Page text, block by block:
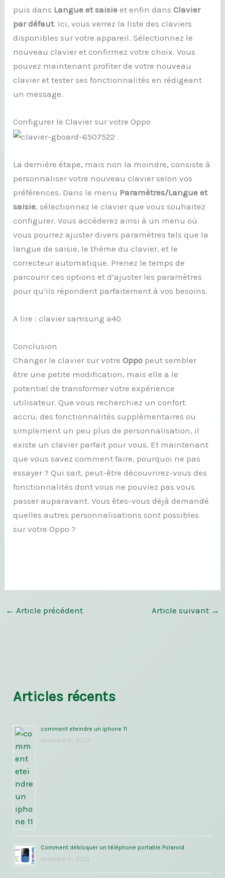
puis dans Langue et saisie et enfin dansClavier
par défaut. Ici, vous verrez la liste des claviers
disponibles sur votre appareil. Sélectionnez le
nouveau clavier et confirmez votre choix. Vous
pouvez maintenant profiter de votre nouveau
clavier et tester ses fonctionnalités en rédigeant
un message.
Configurer le Clavier sur votre Oppo
La dernière étape, mais non la moindre, consiste à
personnaliser votre nouveau clavier selon vos
préférences. Dans le menu Paramètres/Langue et
saisie, sélectionnez le clavier que vous souhaitez
configurer. Vous accéderez ainsi à un menu où
vous pourrez ajuster divers paramètres tels que la
langue de saisie, le thème du clavier, et le
correcteur automatique. Prenez le temps de
parcourir ces options et d’ajuster les paramètres
pour qu’ils répondent parfaitement à vos besoins.
A lire : clavier samsung a40
Conclusion
Changer le clavier sur votreOppo peut sembler
être une petite modification, mais elle a le
potentiel de transformer votre expérience
utilisateur. Que vous recherchiez un confort
accru, des fonctionnalités supplémentaires ou
simplement un peu plus de personnalisation, il
existe un clavier parfait pour vous. Et maintenant
que vous savez comment faire, pourquoi ne pas
essayer ? Qui sait, peut-être découvrirez-vous des
fonctionnalités dont vous ne pouviez pas vous
passer auparavant. Vous êtes-vous déjà demandé
quelles autres personnalisations sont possibles
sur votre Oppo ?
← Article précédent Article suivant →
Articles récents
comment eteindre un iphone 11
novembre 21, 2023
Comment débloquer un téléphone portable Polaroid
novembre 21, 2023